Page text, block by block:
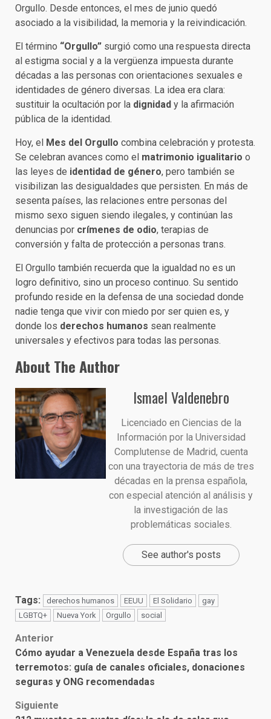
Orgullo. Desde entonces, el mes de junio quedó
asociado a la visibilidad, la memoria y la reivindicación.
El término “Orgullo” surgió como una respuesta directa
al estigma social y a la vergüenza impuesta durante
décadas a las personas con orientaciones sexuales e
identidades de género diversas. La idea era clara:
sustituir la ocultación por la dignidad y la afirmación
pública de la identidad.
Hoy, el Mes del Orgullo combina celebración y protesta.
Se celebran avances como el matrimonio igualitario o
las leyes de identidad de género, pero también se
visibilizan las desigualdades que persisten. En más de
sesenta países, las relaciones entre personas del
mismo sexo siguen siendo ilegales, y continúan las
denuncias por crímenes de odio, terapias de
conversión y falta de protección a personas trans.
El Orgullo también recuerda que la igualdad no es un
logro definitivo, sino un proceso continuo. Su sentido
profundo reside en la defensa de una sociedad donde
nadie tenga que vivir con miedo por ser quien es, y
donde los derechos humanos sean realmente
universales y efectivos para todas las personas.
About The Author
Ismael Valdenebro
Licenciado en Ciencias de la
Información por la Universidad
Complutense de Madrid, cuenta
con una trayectoria de más de tres
décadas en la prensa española,
con especial atención al análisis y
la investigación de las
problemáticas sociales.
See author's posts
Tags: derechos humanos EEUU El Solidario
gay
LGBTQ+
Nueva York Orgullo social
Post
navigation
Anterior
Cómo ayudar a Venezuela desde España tras los
terremotos: guía de canales oficiales, donaciones
seguras y ONG recomendadas
Siguiente